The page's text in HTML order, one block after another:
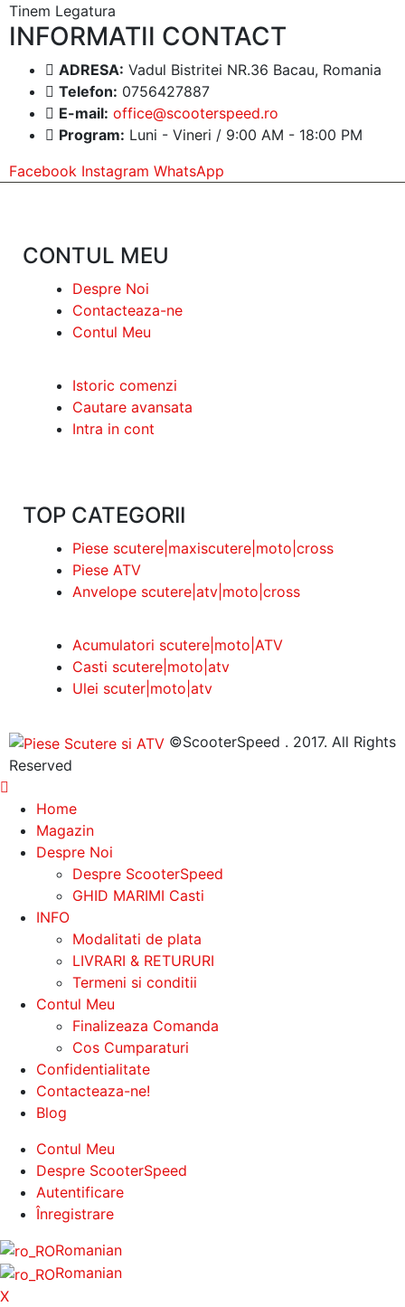
Tinem Legatura
INFORMATII CONTACT
ADRESA: Vadul Bistritei NR.36 Bacau, Romania
Telefon: 0756427887
E-mail: office@scooterspeed.ro
Program: Luni - Vineri / 9:00 AM - 18:00 PM
Facebook Instagram WhatsApp
CONTUL MEU
Despre Noi
Contacteaza-ne
Contul Meu
Istoric comenzi
Cautare avansata
Intra in cont
TOP CATEGORII
Piese scutere|maxiscutere|moto|cross
Piese ATV
Anvelope scutere|atv|moto|cross
Acumulatori scutere|moto|ATV
Casti scutere|moto|atv
Ulei scuter|moto|atv
©ScooterSpeed . 2017. All Rights
Reserved
Home
Magazin
Despre Noi
Despre ScooterSpeed
GHID MARIMI Casti
INFO
Modalitati de plata
LIVRARI & RETURURI
Termeni si conditii
Contul Meu
Finalizeaza Comanda
Cos Cumparaturi
Confidentialitate
Contacteaza-ne!
Blog
Contul Meu
Despre ScooterSpeed
Autentificare
Înregistrare
Romanian
Romanian
X